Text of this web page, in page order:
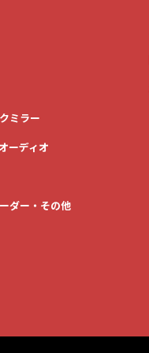
ミラー
ーディオ
ダー・その他